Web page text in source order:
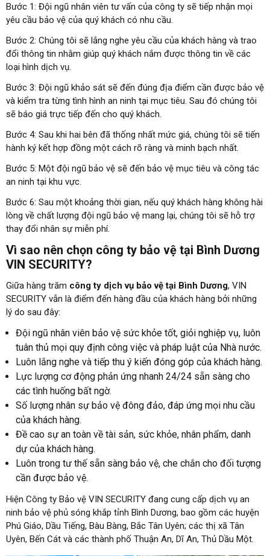
Bước 1: Đội ngũ nhân viên tư vấn của công ty sẽ tiếp nhận mọi
yêu cầu bảo vệ của quý khách có nhu cầu.
Bước 2: Chúng tôi sẽ lắng nghe yêu cầu của khách hàng và trao
đổi thông tin nhằm giúp quý khách nắm được thông tin về các
loại hình dịch vụ.
Bước 3: Đội ngũ khảo sát sẽ đến đúng địa điểm cần được bảo vệ
và kiểm tra từng tình hình an ninh tại mục tiêu. Sau đó chúng tôi
sẽ báo giá trực tiếp đến cho quý khách.
Bước 4: Sau khi hai bên đã thống nhất mức giá, chúng tôi sẽ tiến
hành ký kết hợp đồng một cách rõ ràng và minh bạch nhất.
Bước 5: Một đội ngũ bảo vệ sẽ đến bảo vệ mục tiêu và công tác
an ninh tại khu vực.
Bước 6: Sau một khoảng thời gian, nếu quý khách hàng không hài
lòng về chất lượng đội ngũ bảo vệ mang lại, chúng tôi sẽ hỗ trợ
thay đổi nhân sự miễn phí.
Vì sao nên chọn công ty bảo vệ tại Bình Dương
VIN SECURITY?
Giữa hàng trăm công ty dịch vụ bảo vệ tại Bình Dương, VIN
SECURITY vẫn là điểm đến hàng đầu của khách hàng bởi những
lý do sau đây:
Đội ngũ nhân viên bảo vệ sức khỏe tốt, giỏi nghiệp vụ, luôn
tuân thủ mọi quy định công việc và pháp luật của Nhà nước.
Luôn lắng nghe và tiếp thu ý kiến đóng góp của khách hàng.
Lực lượng cơ động phản ứng nhanh 24/24 sẵn sàng cho
các tình huống bất ngờ.
Số lượng nhân sự bảo vệ đông đảo, đáp ứng mọi nhu cầu
của khách hàng.
Đề cao sự an toàn về tài sản, sức khỏe, nhân phẩm, danh
dự của khách hàng.
Luôn trong tư thế sẵn sàng bảo vệ, che chắn cho đối tượng
cần được bảo vệ.
Hiện Công ty Bảo vệ VIN SECURITY đang cung cấp dịch vụ an
ninh bảo vệ phủ sóng khắp tỉnh Bình Dương, bao gồm các huyện
Phú Giáo, Dầu Tiếng, Bàu Bàng, Bắc Tân Uyên; các thị xã Tân
Uyên, Bến Cát và các thành phố Thuận An, Dĩ An, Thủ Dầu Một.